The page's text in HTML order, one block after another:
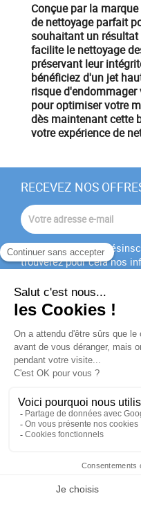
Conçue par la marque
de nettoyage parfait
souhaitant un
facilite le nettoyage
préservant leur
bénéficiez d'un jet
risque
pour optimiser votre
dès maintenant cette
votre expérience de
RECEVEZ NOS
Vous pouvez vous
trouverez pour cela nos
J'accepte lesconditions
confidentialité
PRODUITS
NOTRE SOCIÉTÉ
VOTRE COMPTE